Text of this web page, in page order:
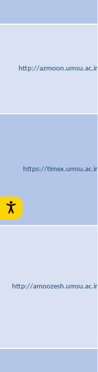
http://azmoon.umsu.ac.ir
https://timex.umsu.ac.ir
http://amoozesh.umsu.ac.ir